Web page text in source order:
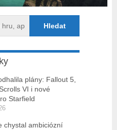
plány: Fallout 5,
VI i nové
Starfield
chystal ambiciózní